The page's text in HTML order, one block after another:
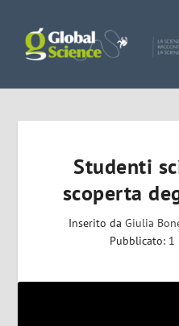
Studenti
scoperta
Inserito da Giulia
Pubblicato: 1